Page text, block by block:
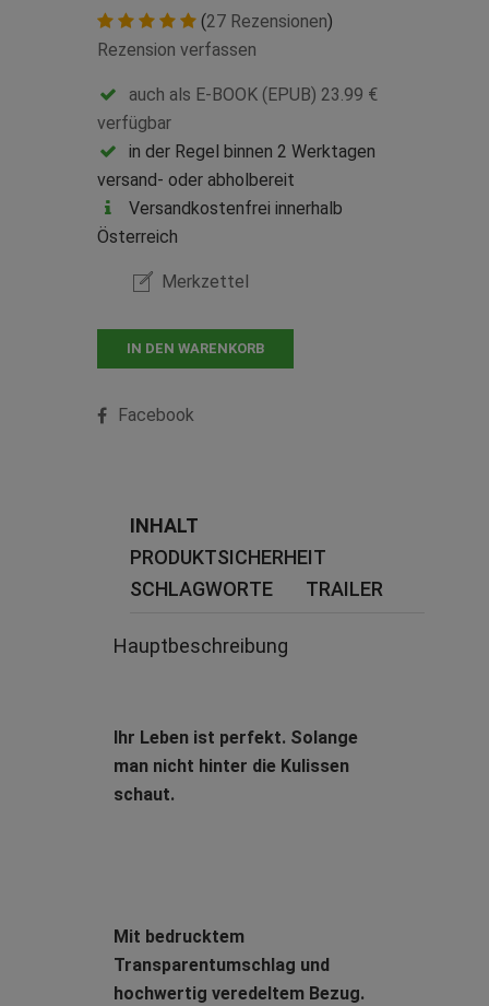
(27 Rezensionen)
Rezension verfassen
auch als E-BOOK (EPUB) 23.99 €
verfügbar
in der Regel binnen 2 Werktagen
versand- oder abholbereit
Versandkostenfrei innerhalb
Österreich
Merkzettel
IN DEN WARENKORB
Facebook
INHALT
PRODUKTSICHERHEIT
SCHLAGWORTE
TRAILER
Hauptbeschreibung
Ihr Leben ist perfekt. Solange
man nicht hinter die Kulissen
schaut.
Mit bedrucktem
Transparentumschlag und
hochwertig veredeltem Bezug.